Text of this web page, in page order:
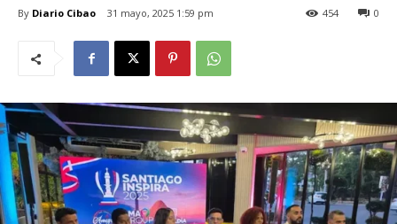
By Diario Cibao 31 mayo, 2025 1:59 pm 0
454